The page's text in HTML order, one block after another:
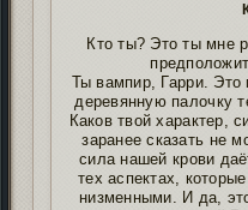
Кто ты? Это ты мне
Ты вампир, Гарри. Это
деревянную палочку
Каков твой характер,
заранее сказать не
сила нашей крови
тех аспектах,
низменными. И да,